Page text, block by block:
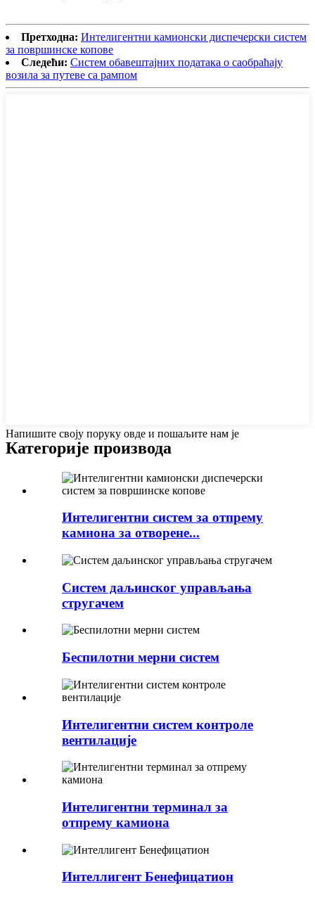
Претходна: Интелигентни камионски диспечерски систем
за површинске копове
Следећи: Систем обавештајних података о саобраћају
возила за путеве са рампом
Напишите своју поруку овде и пошаљите нам је
Категорије производа
Интелигентни систем за отпрему
камиона за отворене...
Систем даљинског управљања
стругачем
Беспилотни мерни систем
Интелигентни систем контроле
вентилације
Интелигентни терминал за
отпрему камиона
Интеллигент Бенефицатион